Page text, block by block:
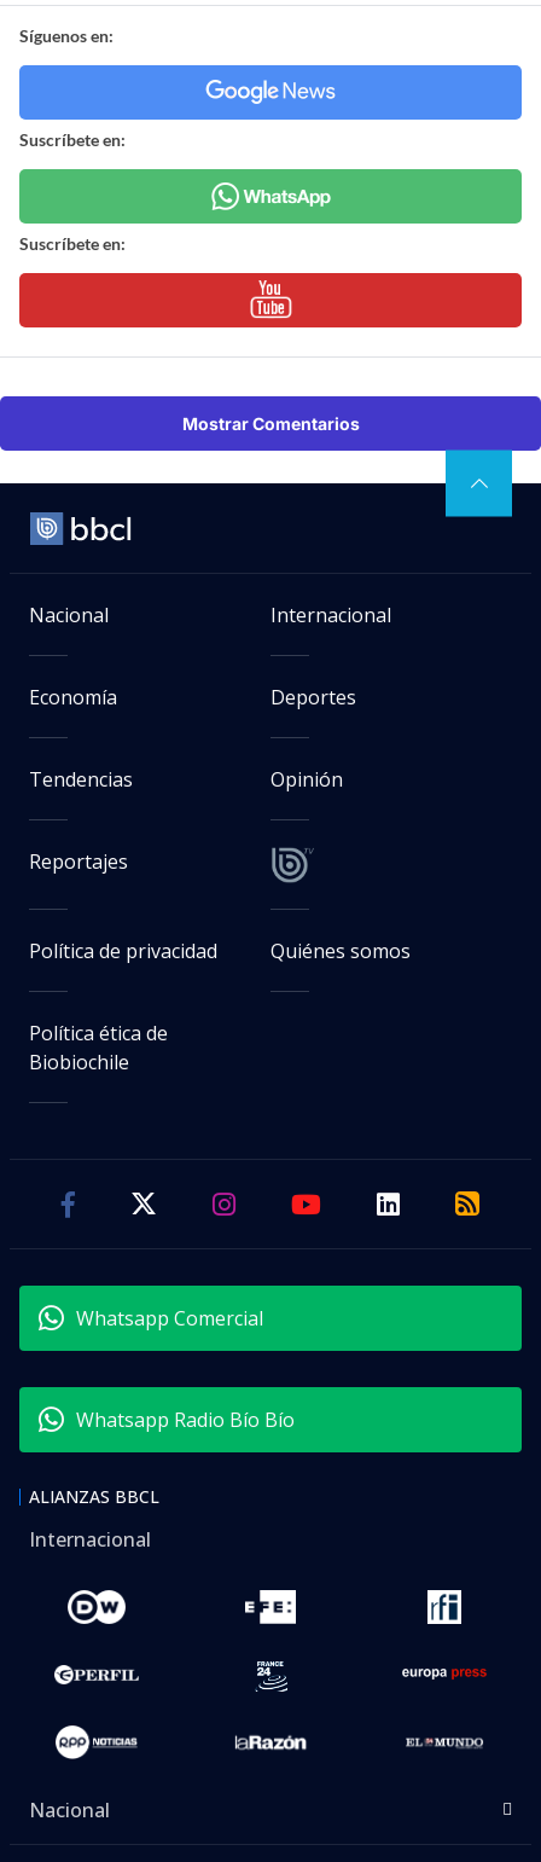
Síguenos en:
Suscríbete en:
Suscríbete en:
Mostrar Comentarios
Nacional Internacional
Economía Deportes
Tendencias Opinión
Reportajes
Política de privacidad Quiénes somos
Política ética de
Biobiochile
Whatsapp Comercial
Whatsapp Radio Bío Bío
ALIANZAS BBCL
Internacional
Nacional